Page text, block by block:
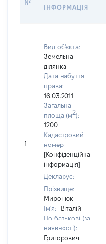
№
ІНФОРМАЦІЯ
1
Вид об'єкта:
Земельна
ділянка
Дата набуття
права:
16.03.2011
Загальна
площа (м2):
1200
Кадастровий
номер:
[Конфіденційна
інформація]
Декларує:
Прізвище:
Миронюк
Ім'я:
Віталій
По батькові (за
наявності):
Григорович